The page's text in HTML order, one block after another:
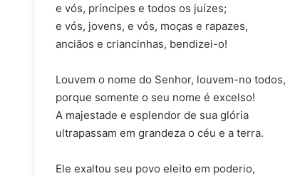
e vós, príncipes e todos os juízes;
e vós, jovens, e vós, moças e rapazes,
anciãos e criancinhas, bendizei-o!
Louvem o nome do Senhor, louvem-no todos,
porque somente o seu nome é excelso!
A majestade e esplendor de sua glória
ultrapassam em grandeza o céu e a terra.
Ele exaltou seu povo eleito em poderio,